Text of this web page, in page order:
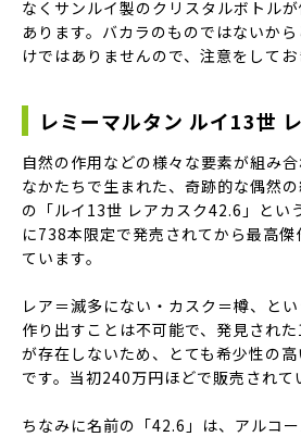
なくサンルイ製のクリスタルボトル
あります。バカラのものではないか
けではありませんので、注意をしてお
レミーマルタン ルイ13世
自然の作用などの様々な要素が組み
なかたちで生まれた、奇跡的な偶然
の「ルイ13世 レアカスク42.6」とい
に738本限定で発売されてから最高
ています。
レア＝滅多にない・カスク＝樽、と
作り出すことは不可能で、発見され
が存在しないため、とても希少性の
です。当初240万円ほどで販売されて
ちなみに名前の「42.6」は、アルコ